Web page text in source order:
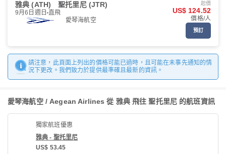
雅典 (ATH) 聖托里尼 (JTR)
9月6日週日 直飛
愛琴海航空
起價
US$ 124.52
價格/人
預訂
請注意，此頁面上列出的價格可能已過時，且可能在未事先通知的情
況下更改。我們致力於提供最準確且最新的資訊。
愛琴海航空 / Aegean Airlines 從 雅典 飛往 聖托里尼 的航班資訊
獨家航班優惠
雅典 - 聖托里尼
US$ 53.45